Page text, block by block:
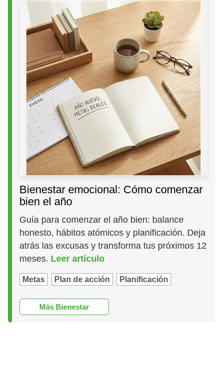
Bienestar emocional: Cómo comenzar
bien el año
Guía para comenzar el año bien: balance
honesto, hábitos atómicos y planificación. Deja
atrás las excusas y transforma tus próximos 12
meses. Leer artículo
Metas Plan de acción Planificación
Más Bienestar